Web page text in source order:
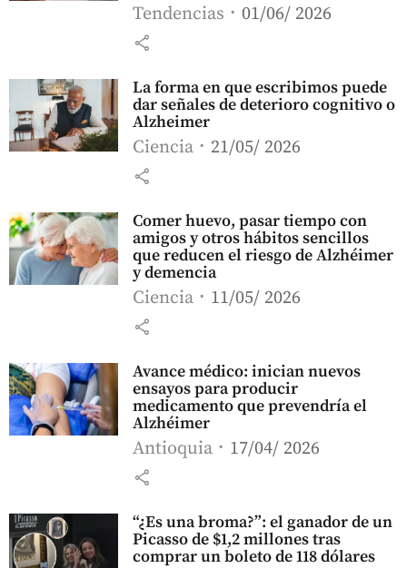
Tendencias 01/06/ 2026
share
La forma en que escribimos puede
dar señales de deterioro cognitivo o
Alzheimer
Ciencia 21/05/ 2026
share
Comer huevo, pasar tiempo con
amigos y otros hábitos sencillos
que reducen el riesgo de Alzhéimer
y demencia
Ciencia 11/05/ 2026
share
Avance médico: inician nuevos
ensayos para producir
medicamento que prevendría el
Alzhéimer
Antioquia 17/04/ 2026
share
“¿Es una broma?”: el ganador de un
Picasso de $1,2 millones tras
comprar un boleto de 118 dólares